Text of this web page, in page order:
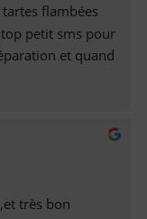
flambées
petit sms pour
et quand
très bon